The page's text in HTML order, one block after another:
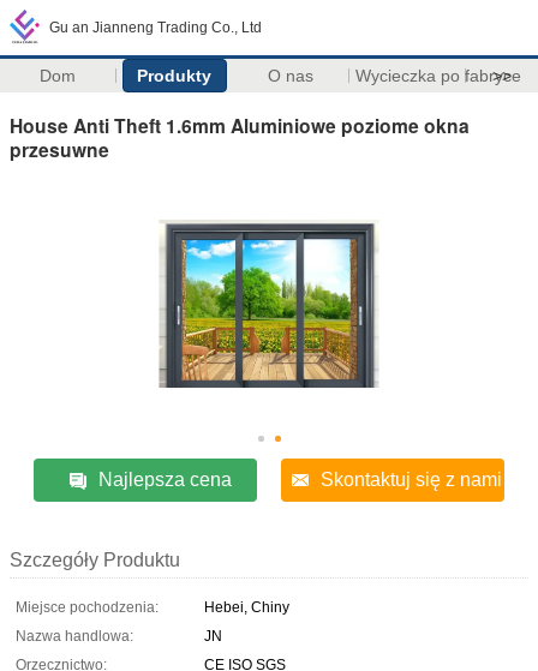
Gu an Jianneng Trading Co., Ltd
Dom Produkty O nas Wycieczka po fabryce
>>
House Anti Theft 1.6mm Aluminiowe poziome okna
przesuwne
Najlepsza cena Skontaktuj się z nami
Szczegóły Produktu
Miejsce pochodzenia:
Hebei, Chiny
Nazwa handlowa:
JN
Orzecznictwo:
CE ISO SGS